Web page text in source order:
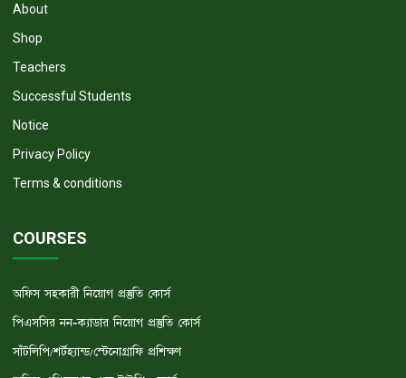
About
Shop
Teachers
Successful Students
Notice
Privacy Policy
Terms & conditions
COURSES
অফিস সহকারী নিয়োগ প্রস্তুতি কোর্স
পিএসসির নন-ক্যাডার নিয়োগ প্রস্তুতি কোর্স
সাঁটলিপি/শর্টহ্যান্ড/স্টেনোগ্রাফি প্রশিক্ষণ